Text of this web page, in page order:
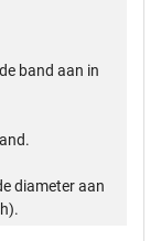
band aan in
diameter aan